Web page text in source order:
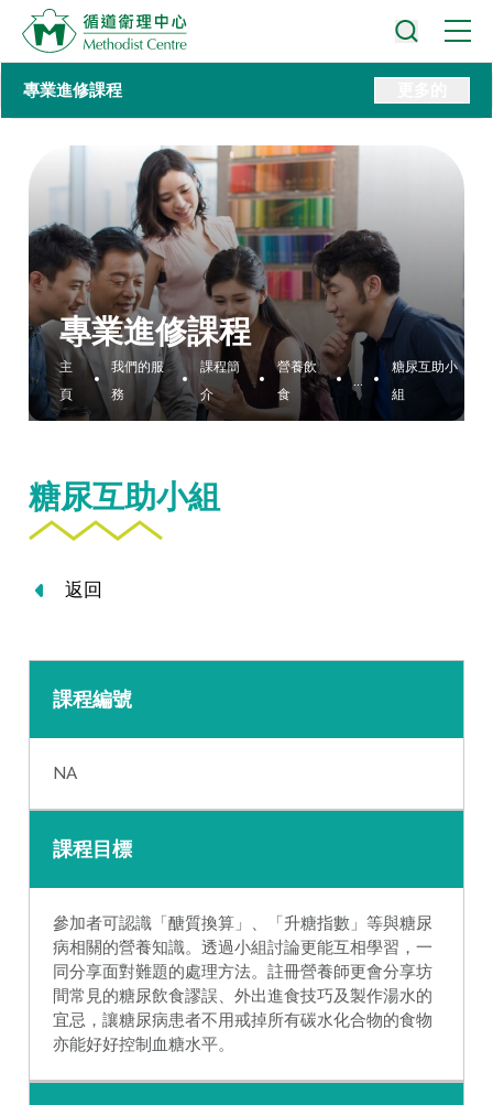
專業進修課程
主
頁
我們的服
務
課程簡
介
營養飲
食
...
糖尿互助小
組
專業進修課程
糖尿互助小組
返回
課程編號
NA
課程目標
參加者可認識「醣質換算」、「升糖指數」等與糖尿
病相關的營養知識。透過小組討論更能互相學習，一
同分享面對難題的處理方法。註冊營養師更會分享坊
間常見的糖尿飲食謬誤、外出進食技巧及製作湯水的
宜忌，讓糖尿病患者不用戒掉所有碳水化合物的食物
亦能好好控制血糖水平。